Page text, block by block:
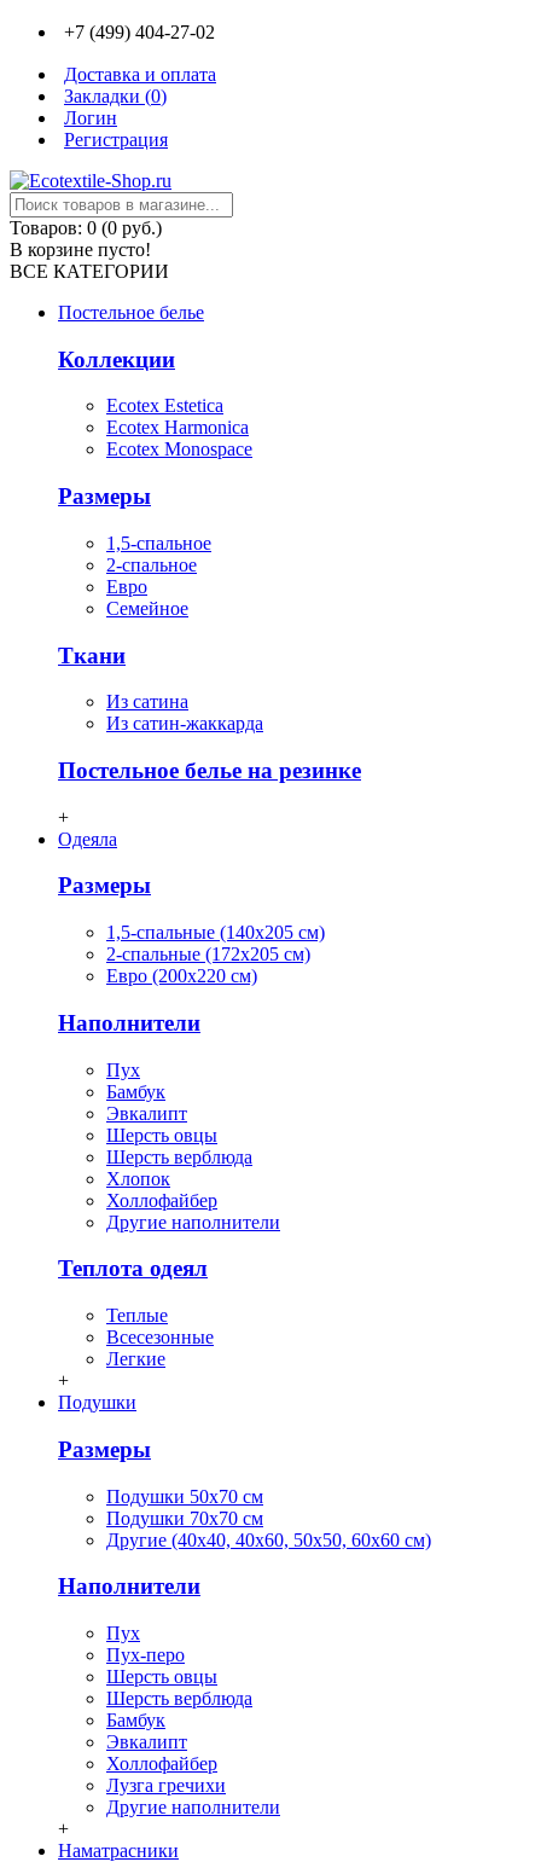
+7 (499) 404-27-02
Доставка и оплата
Закладки (0)
Логин
Регистрация
Товаров: 0 (0 руб.)
В корзине пусто!
ВСЕ КАТЕГОРИИ
Постельное белье
Коллекции
Ecotex Estetica
Ecotex Harmonica
Ecotex Monospace
Размеры
1,5-спальное
2-спальное
Евро
Семейное
Ткани
Из сатина
Из сатин-жаккарда
Постельное белье на резинке
+
Одеяла
Размеры
1,5-спальные (140х205 см)
2-спальные (172х205 см)
Евро (200х220 см)
Наполнители
Пух
Бамбук
Эвкалипт
Шерсть овцы
Шерсть верблюда
Хлопок
Холлофайбер
Другие наполнители
Теплота одеял
Теплые
Всесезонные
Легкие
+
Подушки
Размеры
Подушки 50х70 см
Подушки 70х70 см
Другие (40х40, 40х60, 50х50, 60х60 см)
Наполнители
Пух
Пух-перо
Шерсть овцы
Шерсть верблюда
Бамбук
Эвкалипт
Холлофайбер
Лузга гречихи
Другие наполнители
+
Наматрасники